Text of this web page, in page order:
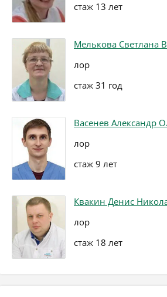
стаж 13 лет
Мелькова Светлана
лор
стаж 31 год
Васенев Александр
лор
стаж 9 лет
Квакин Денис
лор
стаж 18 лет